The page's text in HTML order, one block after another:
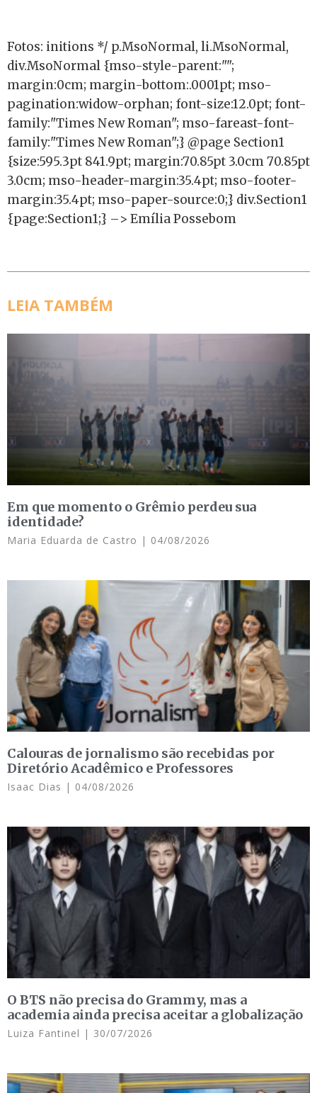
Fotos: initions */ p.MsoNormal, li.MsoNormal,
div.MsoNormal {mso-style-parent:"";
margin:0cm; margin-bottom:.0001pt; mso-
pagination:widow-orphan; font-size:12.0pt; font-
family:"Times New Roman"; mso-fareast-font-
family:"Times New Roman";} @page Section1
{size:595.3pt 841.9pt; margin:70.85pt 3.0cm 70.85pt
3.0cm; mso-header-margin:35.4pt; mso-footer-
margin:35.4pt; mso-paper-source:0;} div.Section1
{page:Section1;} –> EmíliaPossebom
LEIA TAMBÉM
Em que momento o Grêmio perdeu sua
identidade?
Maria Eduarda de Castro 04/08/2026
Calouras de jornalismo são recebidas por
Diretório Acadêmico e Professores
Isaac Dias 04/08/2026
O BTS não precisa do Grammy, mas a
academia ainda precisa aceitar a globalização
Luiza Fantinel 30/07/2026